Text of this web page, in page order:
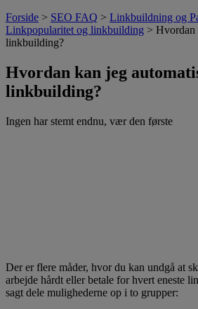
Forside > SEO FAQ > Linkbuildning og
Linkpopularitet og linkbuilding > Hvordan
linkbuilding?
Hvordan kan jeg
linkbuilding?
Ingen har stemt endnu, vær den første
Der er flere måder, hvor du kan undgå at
arbejde hårdt eller betale for hvert eneste
sagt dele mulighederne op i to grupper: